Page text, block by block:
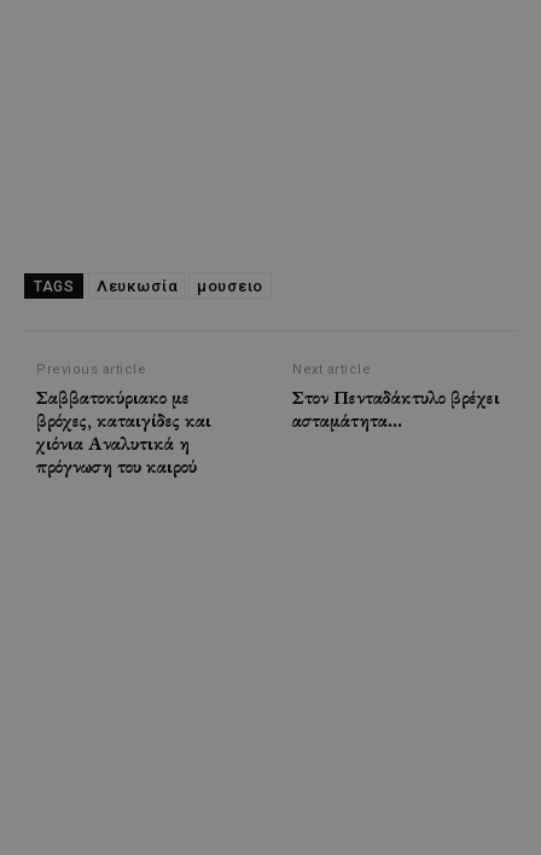
TAGS Λευκωσία μουσειο
Previous article
Σαββατοκύριακο με
βρόχες, καταιγίδες και
χιόνια Αναλυτικά η
πρόγνωση του καιρού
Next article
Στον Πενταδάκτυλο βρέχει
ασταμάτητα…